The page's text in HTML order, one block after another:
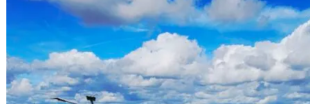
при риболов и търговия с риба